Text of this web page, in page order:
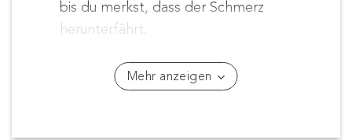
bis du merkst, dass der Schmerz
herunterfährt.
Mehr anzeigen